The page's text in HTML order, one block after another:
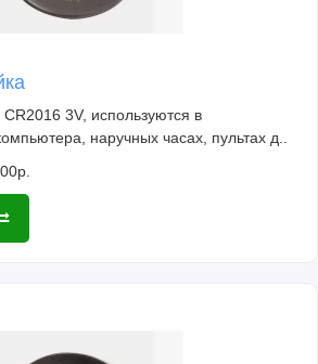
3V, используются в
наручных часах, пультах д..